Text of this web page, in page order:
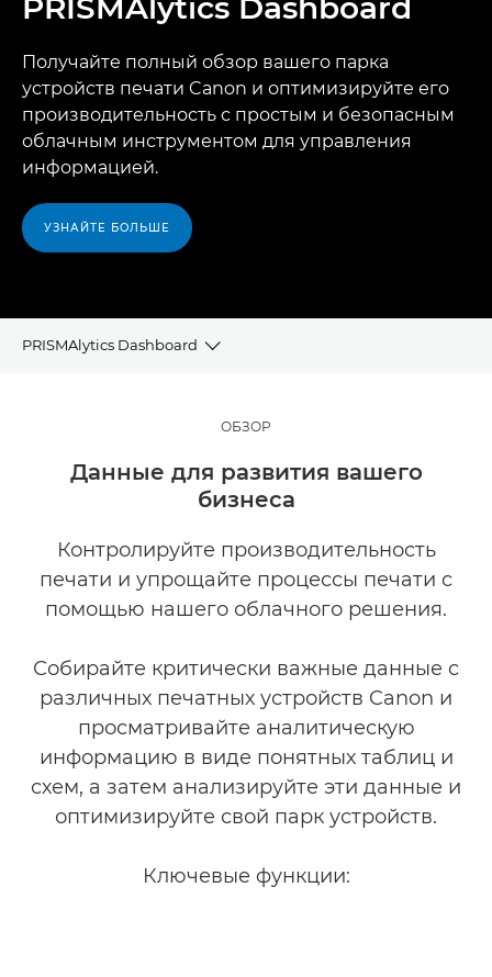
PRISMAlytics Dashboard
Получайте полный обзор вашего парка
устройств печати Canon и оптимизируйте его
производительность с простым и безопасным
облачным инструментом для управления
информацией.
УЗНАЙТЕ БОЛЬШЕ
PRISMAlytics Dashboard
Сопутствующие решения
Больше информации
ОБЗОР
Данные для развития вашего
бизнеса
Контролируйте производительность
печати и упрощайте процессы печати с
помощью нашего облачного решения.
Собирайте критически важные данные с
различных печатных устройств Canon и
просматривайте аналитическую
информацию в виде понятных таблиц и
схем, а затем анализируйте эти данные и
оптимизируйте свой парк устройств.
Ключевые функции: